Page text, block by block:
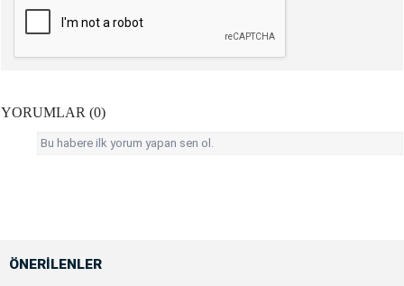
YORUMLAR (0)
Bu habere ilk yorum yapan sen ol.
ÖNERİLENLER